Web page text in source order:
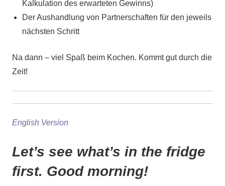
Kalkulation des erwarteten Gewinns)
Der Aushandlung von Partnerschaften für den jeweils
nächsten Schritt
Na dann – viel Spaß beim Kochen. Kommt gut durch die
Zeit!
English Version
Let’s see what’s in the fridge
first. Good morning!